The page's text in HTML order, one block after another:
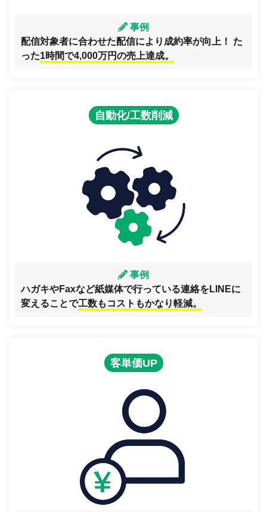
事例
配信対象者に合わせた配信により成約率が向上！ た
った1時間で4,000万円の売上達成。
自動化/工数削減
事例
ハガキやFaxなど紙媒体で行っている連絡をLINEに
変えることで工数もコストもかなり軽減。
客単価UP